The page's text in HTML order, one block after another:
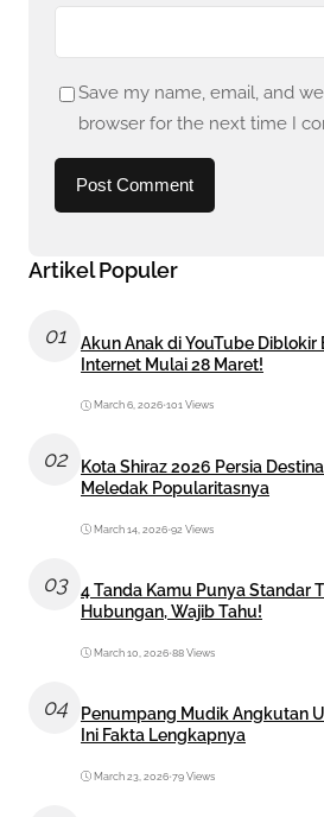
Save my name, email, and
browser for the next time I
Artikel Populer
01
Akun Anak di YouTube Diblokir
Internet Mulai 28 Maret!
March 6, 2026•101 Views
02
Kota Shiraz 2026 Persia
Meledak Popularitasnya
March 14, 2026•92 Views
03
4 Tanda Kamu Punya Standar
Hubungan, Wajib Tahu!
March 10, 2026•88 Views
04
Penumpang Mudik Angkutan
Ini Fakta Lengkapnya
March 23, 2026•79 Views